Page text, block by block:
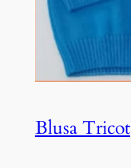
Blusa Tricot